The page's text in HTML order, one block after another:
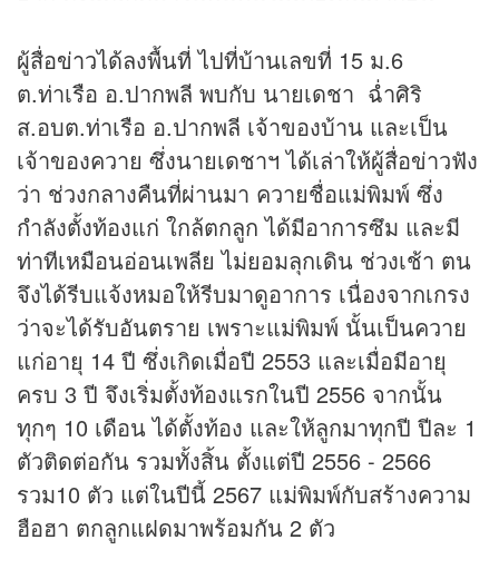
ผู้สื่อข่าวได้ลงพื้นที่ ไปที่บ้านเลขที่ 15 ม.6
ต.ท่าเรือ อ.ปากพลี พบกับ นายเดชา ฉ่ำศิริ
ส.อบต.ท่าเรือ อ.ปากพลี เจ้าของบ้าน และเป็น
เจ้าของควาย ซึ่งนายเดชาฯ ได้เล่าให้ผู้สื่อข่าวฟัง
ว่า ช่วงกลางคืนที่ผ่านมา ควายชื่อแม่พิมพ์ ซึ่ง
กำลังตั้งท้องแก่ ใกล้ตกลูก ได้มีอาการซึม และมี
ท่าทีเหมือนอ่อนเพลีย ไม่ยอมลุกเดิน ช่วงเช้า ตน
จึงได้รีบแจ้งหมอให้รีบมาดูอาการ เนื่องจากเกรง
ว่าจะได้รับอันตราย เพราะแม่พิมพ์ นั้นเป็นควาย
แก่อายุ 14 ปี ซึ่งเกิดเมื่อปี 2553 และเมื่อมีอายุ
ครบ 3 ปี จึงเริ่มตั้งท้องแรกในปี 2556 จากนั้น
ทุกๆ 10 เดือน ได้ตั้งท้อง และให้ลูกมาทุกปี ปีละ 1
ตัวติดต่อกัน รวมทั้งสิ้น ตั้งแต่ปี 2556 - 2566
รวม10 ตัว แต่ในปีนี้ 2567 แม่พิมพ์กับสร้างความ
ฮือฮา ตกลูกแฝดมาพร้อมกัน 2 ตัว